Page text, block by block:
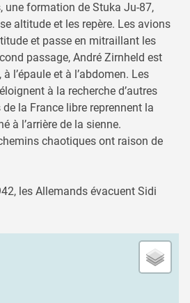
une formation de Stuka Ju-87,
altitude et les repère. Les avions
et passe en mitraillant les
passage, André Zirnheld est
l’épaule et à l’abdomen. Les
à la recherche d’autres
la France libre reprennent la
à l’arrière de la sienne.
chaotiques ont raison de
les Allemands évacuent Sidi